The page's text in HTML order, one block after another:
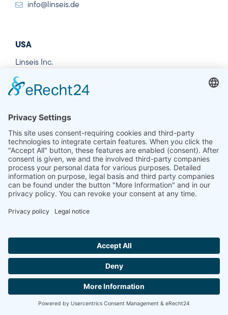
info@linseis.de
USA
Linseis Inc.
Robbinsville, NJ 08691
info@linseis.com
Chiny
Linseis Shanghai Scientific
Pokój 120, budynek T3, nr 1220 Yuqiao Road, Pudong,
Szanghaj
+86-21-61901203
info@linseis.com.cn
Indie
Linseis Thermal Analysis India Pvt. Ltd.
Plot 65, 2nd Floor, Sai Enclave,
Hallo ich bin LINAI! Wie kann ich dir
SKONTAKTUJ